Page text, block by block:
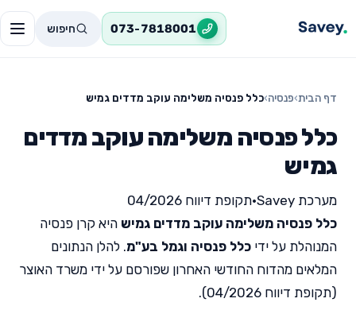
073-7818001 חיפוש
דף הבית›פנסיה›כלל פנסיה משלימה עוקב מדדים גמיש
כלל פנסיה משלימה עוקב מדדים
גמיש
מערכת Savey •תקופת דיווח 04/2026
כלל פנסיה משלימה עוקב מדדים גמיש היא קרן פנסיה
המנוהלת על ידי כלל פנסיה וגמל בע"מ. להלן הנתונים
המלאים מהדוח החודשי האחרון שפורסם על ידי משרד האוצר
(תקופת דיווח 04/2026).